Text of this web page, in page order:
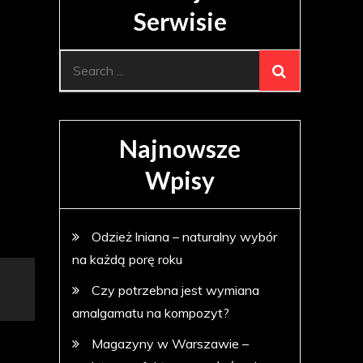
Serwisie
Najnowsze
Wpisy
Odzież lniana – naturalny wybór
na każdą porę roku
Czy potrzebna jest wymiana
amalgamatu na kompozyt?
Magazyny w Warszawie –